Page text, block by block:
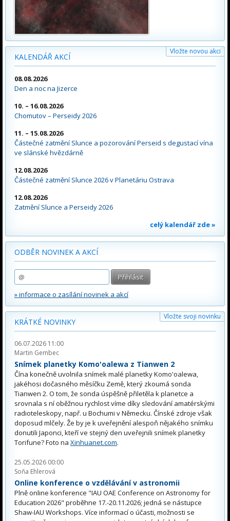
KALENDÁŘ AKCÍ
Vložte novou akci
08.08.2026
Den a noc na Jizerce
10. – 16.08.2026
Chomutov – Perseidy 2026
11. – 15.08.2026
Částečné zatmění Slunce a pozorování Perseid s degustací vína
ve slánské hvězdárně
12.08.2026
Částečné zatmění Slunce 2026 v Planetáriu Ostrava
12.08.2026
Zatmění Slunce a Perseidy 2026
celý kalendář zde »
ODBĚR NOVINEK A AKCÍ
» informace o zasílání novinek a akcí
Vložte svoji novinku
KRÁTKÉ NOVINKY
06.07.2026 11:00
Martin Gembec
Snímek planetky Komo'oalewa z Tianwen 2
Čína konečně uvolnila snímek malé planetky Komo'oalewa,
jakéhosi dočasného měsíčku Země, který zkoumá sonda
Tianwen 2. O tom, že sonda úspěšně přiletěla k planetce a
srovnala s ní oběžnou rychlost víme díky sledování amatérskými
radioteleskopy, např. u Bochumi v Německu. Čínské zdroje však
doposud mlčely. Že by je k uveřejnění alespoň nějakého snímku
donutili Japonci, kteří ve stejný den uveřejnili snímek planetky
Torifune? Foto na Xinhuanet.com.
25.05.2026 00:00
Soňa Ehlerová
Online konference o vzdělávání v astronomii
Plně online konference "IAU OAE Conference on Astronomy for
Education 2026" proběhne 17.-20.11.2026; jedná se nástupce
Shaw-IAU Workshops. Více informací o účasti, možnosti se